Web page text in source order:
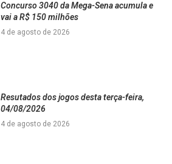
Concurso 3040 da Mega-Sena acumula e
vai a R$ 150 milhões
4 de agosto de 2026
Resutados dos jogos desta terça-feira,
04/08/2026
4 de agosto de 2026